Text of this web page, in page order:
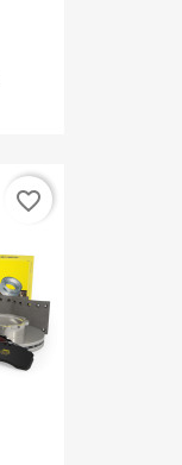
favorite_border